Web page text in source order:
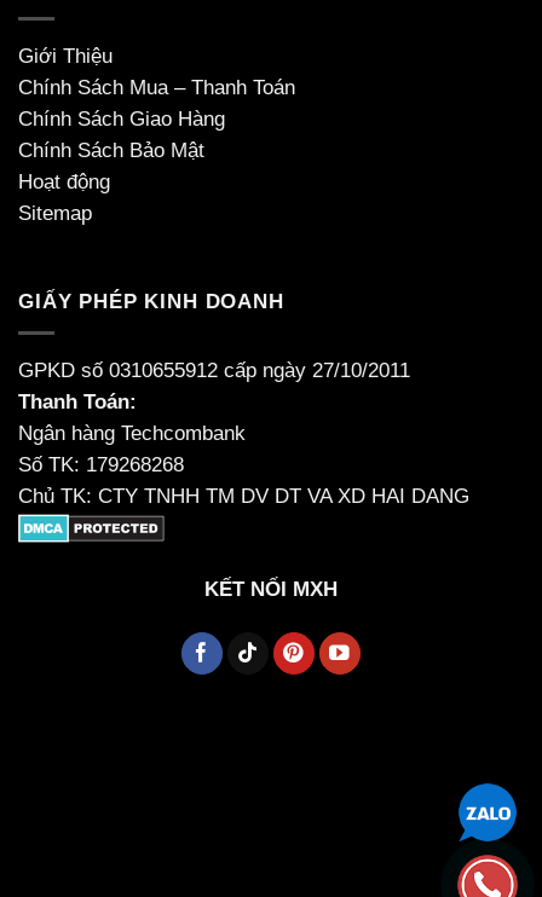
Giới Thiệu
Chính Sách Mua – Thanh Toán
Chính Sách Giao Hàng
Chính Sách Bảo Mật
Hoạt động
Sitemap
GIẤY PHÉP KINH DOANH
GPKD số 0310655912 cấp ngày 27/10/2011
Thanh Toán:
Ngân hàng Techcombank
Số TK: 179268268
Chủ TK: CTY TNHH TM DV DT VA XD HAI DANG
KẾT NỐI MXH